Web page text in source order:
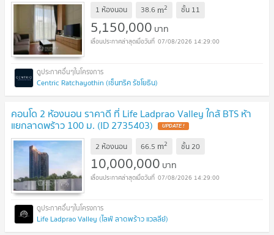
1 ห้องนอน 38.6 m2 ชั้น 11
5,150,000 บาท
07/08/2026 14:29:00
Centric Ratchayothin (เซ็นทริค รัชโยธิน)
คอนโด 2 ห้องนอน ราคาดี ที่ Life Ladprao Valley ใกล้ BTS ห้า
แยกลาดพร้าว 100 ม. (ID 2735403)
2 ห้องนอน 66.5 m2 ชั้น20
10,000,000 บาท
07/08/2026 14:29:00
Life Ladprao Valley (ไลฟ์ ลาดพร้าว แวลลีย์)